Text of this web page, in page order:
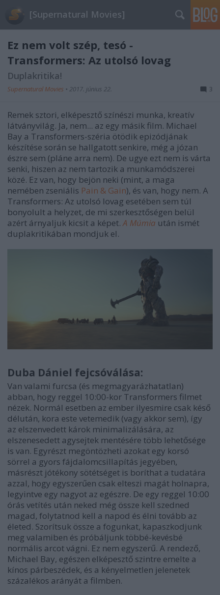
[Supernatural Movies]
Ez nem volt szép, tesó -
Transformers: Az utolsó lovag
Duplakritika!
Supernatural Movies • 2017. június 22. 3
Remek sztori, elképesztő színészi munka, kreatív
látványvilág. Ja, nem... az egy másik film. Michael
Bay a Transformers-széria ötödik epizódjának
készítése során se hallgatott senkire, még a józan
észre sem (pláne arra nem). De ugye ezt nem is várta
senki, hiszen az nem tartozik a munkamódszerei
közé. Ez van, hogy bejön neki (mint, a maga
nemében zseniális Pain & Gain), és van, hogy nem. A
Transformers: Az utolsó lovag esetében sem túl
bonyolult a helyzet, de mi szerkesztőségen belül
azért árnyaljuk kicsit a képet.A Múmia után ismét
duplakritikában mondjuk el.
Duba Dániel fejcsóválása:
Van valami furcsa (és megmagyarázhatatlan)
abban, hogy reggel 10:00-kor Transformers filmet
nézek. Normál esetben az ember ilyesmire csak késő
délután, kora este vetemedik (vagy akkor sem), így
az elszenvedett károk minimalizálására, az
elszenesedett agysejtek mentésére több lehetősége
is van. Egyrészt megöntözheti azokat egy korsó
sörrel a gyors fájdalomcsillapítás jegyében,
másrészt jótékony sötétséget is boríthat a tudatára
azzal, hogy egyszerűen csak elteszi magát holnapra,
legyintve egy nagyot az egészre. De egy reggel 10:00
órás vetítés után neked még össze kell szedned
magad, folytatnod kell a napod és élni tovább az
életed. Szorítsuk össze a fogunkat, kapaszkodjunk
meg valamiben és próbáljunk többé-kevésbé
normális arcot vágni. Ez nem egyszerű. A rendező,
Michael Bay, egészen elképesztő szintre emelte a
kínos párbeszédek, és a kényelmetlen jelenetek
százalékos arányát a filmben.